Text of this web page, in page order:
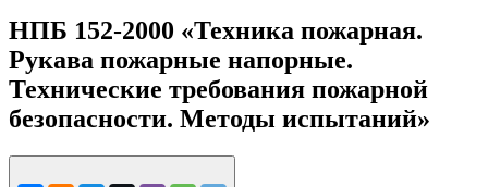
НПБ 152-2000 «Техника пожарная.
Рукава пожарные напорные.
Технические требования пожарной
безопасности. Методы испытаний»